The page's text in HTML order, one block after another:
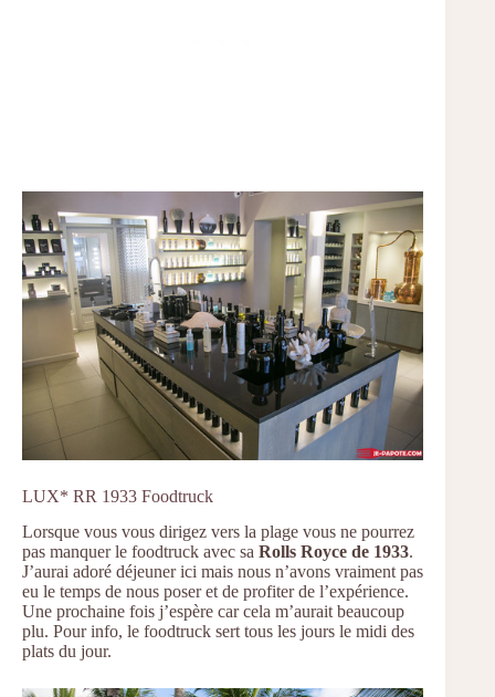
LUX* RR 1933 Foodtruck
Lorsque vous vous dirigez vers la plage vous ne pourrez
pas manquer le foodtruck avec sa Rolls Royce de 1933.
J’aurai adoré déjeuner ici mais nous n’avons vraiment pas
eu le temps de nous poser et de profiter de l’expérience.
Une prochaine fois j’espère car cela m’aurait beaucoup
plu. Pour info, le foodtruck sert tous les jours le midi des
plats du jour.